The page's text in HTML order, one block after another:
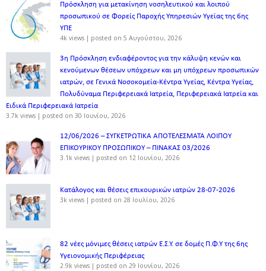
Πρόσκληση για μετακίνηση νοσηλευτικού και λοιπού
προσωπικού σε Φορείς Παροχής Υπηρεσιών Υγείας της 6ης
ΥΠΕ
4k views | posted on 5 Αυγούστου, 2026
3η Πρόσκληση ενδιαφέροντος για την κάλυψη κενών και
κενούμενων θέσεων υπόχρεων και μη υπόχρεων προσωπικών
ιατρών, σε Γενικά Νοσοκομεία-Κέντρα Υγείας, Κέντρα Υγείας,
Πολυδύναμα Περιφερειακά Ιατρεία, Περιφερειακά Ιατρεία και
Ειδικά Περιφερειακά Ιατρεία
3.7k views | posted on 30 Ιουνίου, 2026
12/06/2026 – ΣΥΓΚΕΤΡΩΤΙΚΑ ΑΠΟΤΕΛΕΣΜΑΤΑ ΛΟΙΠΟΥ
ΕΠΙΚΟΥΡΙΚΟΥ ΠΡΟΣΩΠΙΚΟΥ – ΠΙΝΑΚΑΣ 03/2026
3.1k views | posted on 12 Ιουνίου, 2026
Κατάλογος και θέσεις επικουρικών ιατρών 28-07-2026
3k views | posted on 28 Ιουλίου, 2026
82 νέες μόνιμες θέσεις ιατρών Ε.Σ.Υ. σε δομές Π.Φ.Υ της 6ης
Υγειονομικής Περιφέρειας
2.9k views | posted on 29 Ιουνίου, 2026